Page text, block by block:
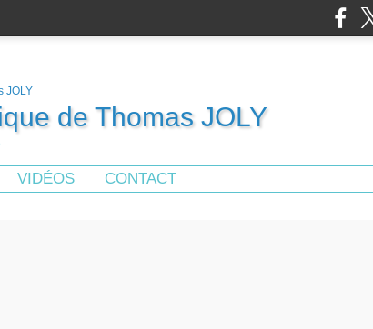
de Thomas JOLY
VIDÉOS CONTACT